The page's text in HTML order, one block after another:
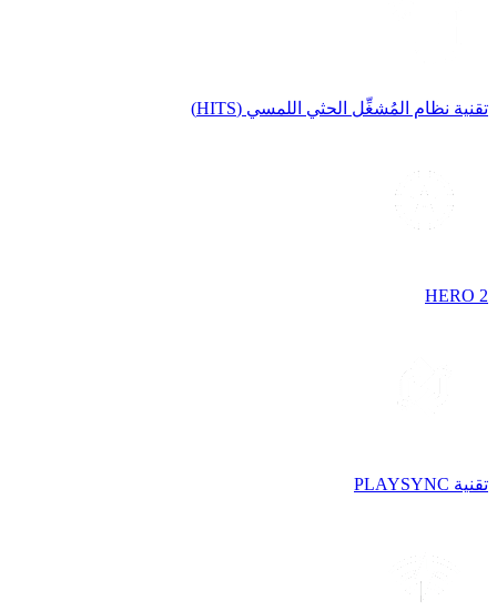
تقنية نظام المُشغِّل الحثي اللمسي (HITS)
HERO 2
تقنية PLAYSYNC